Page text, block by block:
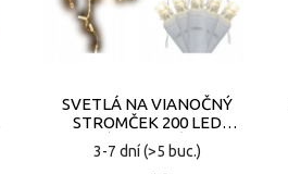
SVETLÁ NA VIANOČNÝ
STROMČEK 200 LED
CENCÚLE TEPLÁ BIELA
3-7 dní(>5 buc.)